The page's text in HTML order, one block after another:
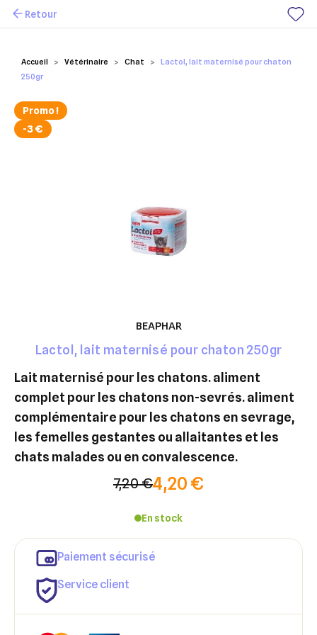
Mes favoris
Accueil Vétérinaire Chat
Lactol, lait maternisé pour chaton
250gr
Retour
BEAPHAR
Lactol, lait maternisé pour chaton 250gr
lait maternisé pour les chatons. aliment
complet pour les chatons non-sevrés. aliment
complémentaire pour les chatons en sevrage,
les femelles gestantes ou allaitantes et les
chats malades ou en convalescence.
4,20 €
7,20 €
En stock
Paiement sécurisé
Service client
Promo !
-3 €